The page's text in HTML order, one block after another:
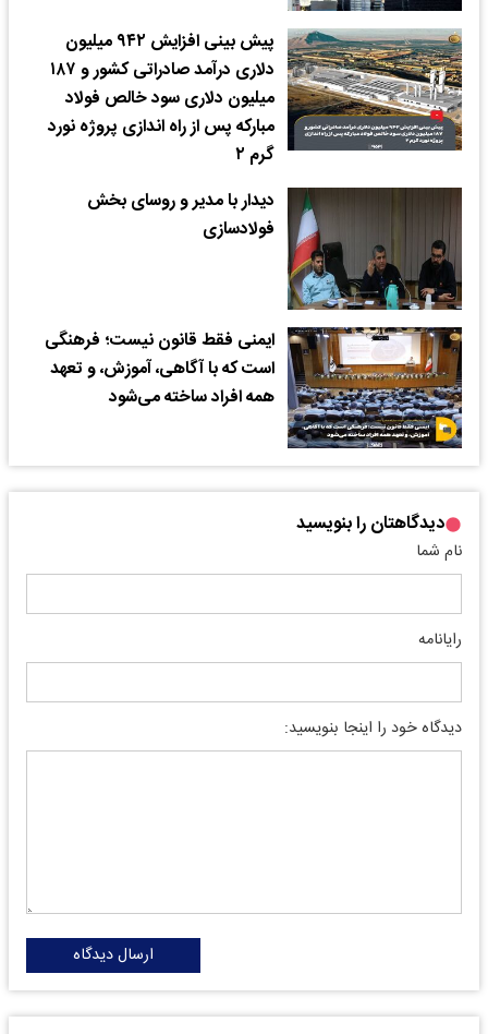
پیش بینی افزایش ۹۴۲ میلیون
دلاری درآمد صادراتی کشور و ۱۸۷
میلیون دلاری سود خالص فولاد
مبارکه پس از راه اندازی پروژه نورد
گرم ۲
دیدار با مدیر و روسای بخش
فولادسازی
ایمنی فقط قانون نیست؛ فرهنگی
است که با آگاهی، آموزش، و تعهد
همه افراد ساخته می‌شود
دیدگاهتان را بنویسید
نام شما
رایانامه
دیدگاه خود را اینجا بنویسید:
ارسال دیدگاه